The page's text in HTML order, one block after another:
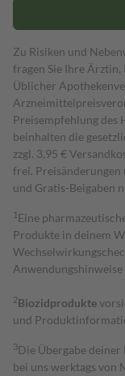
Zu Risiken und
fragen Sie Ihre
Üblicher
Preisempfehlung des
beinhalten die
zzgl. 3,95 €
frei.
und Gratis-Beigaben
1 Eine
Produkte in deinem
2Biozidprodukte
und
3Die Übergabe
bei uns werktags von